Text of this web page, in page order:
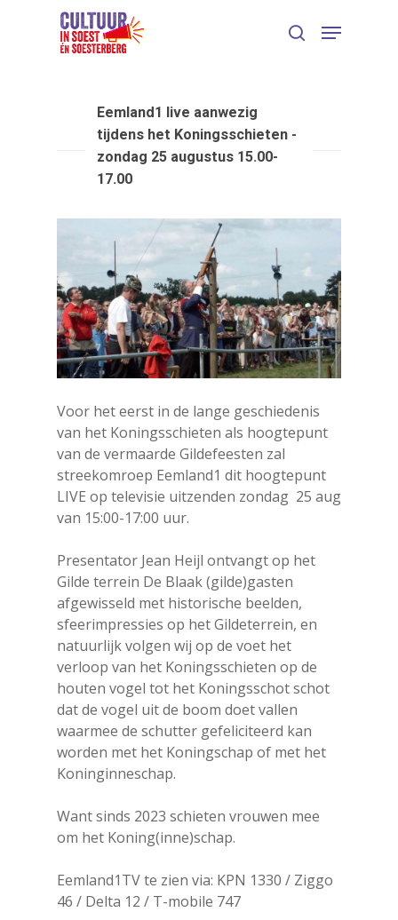
Druk op Enter om te starten met zoeken
of ESC om te sluiten
Eemland1 live aanwezig
tijdens het Koningsschieten -
zondag 25 augustus 15.00-
17.00
Voor het eerst in de lange geschiedenis
van het Koningsschieten als hoogtepunt
van de vermaarde Gildefeesten zal
streekomroep Eemland1 dit hoogtepunt
LIVE op televisie uitzenden zondag 25 aug
van 15:00-17:00 uur.
Presentator Jean Heijl ontvangt op het
Gilde terrein De Blaak (gilde)gasten
afgewisseld met historische beelden,
sfeerimpressies op het Gildeterrein, en
natuurlijk volgen wij op de voet het
verloop van het Koningsschieten op de
houten vogel tot het Koningsschot schot
dat de vogel uit de boom doet vallen
waarmee de schutter gefeliciteerd kan
worden met het Koningschap of met het
Koninginneschap.
Want sinds 2023 schieten vrouwen mee
om het Koning(inne)schap.
Eemland1TV te zien via: KPN 1330 / Ziggo
46 / Delta 12 / T-mobile 747Agenda